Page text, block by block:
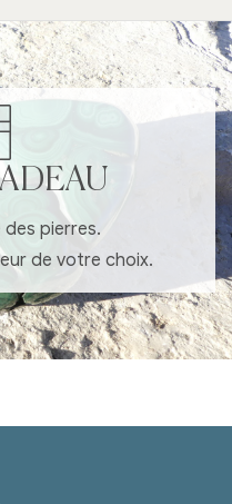
pierres.
de votre choix.